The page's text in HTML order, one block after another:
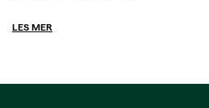
LES MER